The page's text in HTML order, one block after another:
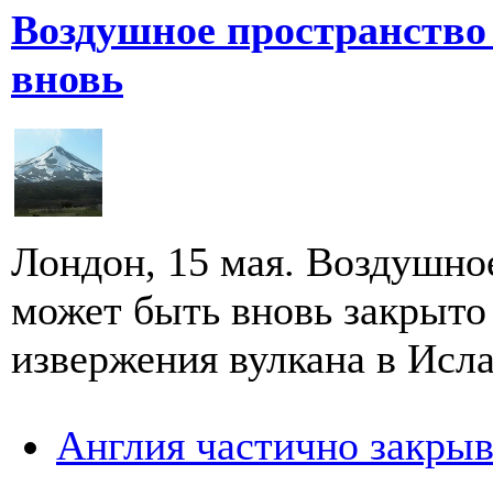
Воздушное
вновь
Лондон, 15 мая.
может быть вновь
извержения вулкана в
Англия частично